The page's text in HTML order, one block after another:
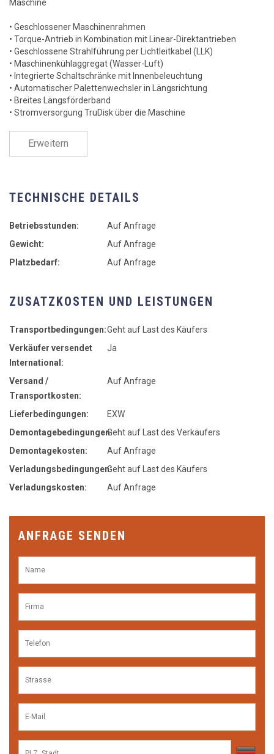
Maschine
• Geschlossener Maschinenrahmen
• Torque-Antrieb in Kombination mit Linear-Direktantrieben
• Geschlossene Strahlführung per Lichtleitkabel (LLK)
• Maschinenkühlaggregat (Wasser-Luft)
• Integrierte Schaltschränke mit Innenbeleuchtung
• Automatischer Palettenwechsler in Längsrichtung
• Breites Längsförderband
• Stromversorgung TruDisk über die Maschine
• Sprüheinrichtung
• PlasmaLine
• Festkörperlaser TruDisk 3001 mit einem LLK-Abgang
• Anregung über Pumpdioden
• Laserleistungssteuerung
Schneidkopf
• Schutzglas gegen Linsenverschmutzung
• Zustandsprüfung des Schutzglases
Steuerung
• Steuerung SINUMERIK 840D SL
• 17" Touch Farbbildschirm
• Erweiterte Werkstattprogrammierung
• Integrierte Technologiedaten
• FastLine
• Teleservice per Internet Datenübertragung
• CE-Kennzeichnung
• Integrierte Kompaktentstaubungsanlage
• Elektrisches Rolldach
Erweitern
TECHNISCHE DETAILS
Betriebsstunden:
Auf Anfrage
Gewicht:
Auf Anfrage
Platzbedarf:
Auf Anfrage
ZUSATZKOSTEN UND LEISTUNGEN
Transportbedingungen:Geht auf Last des Käufers
Verkäufer versendet
International:
Ja
Versand /
Transportkosten:
Auf Anfrage
Lieferbedingungen:
EXW
Demontagebedingungen:Geht auf Last des Verkäufers
Demontagekosten:
Auf Anfrage
Verladungsbedingungen:Geht auf Last des Käufers
Verladungskosten:
Auf Anfrage
ANFRAGE SENDEN